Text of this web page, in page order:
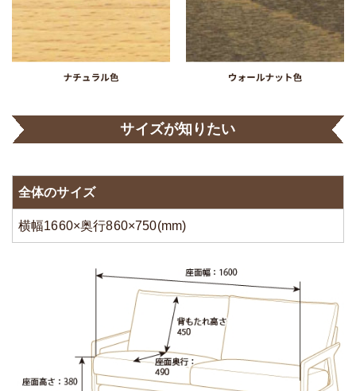
サイズが知りたい
全体のサイズ
横幅1660×奥行860×750(mm)